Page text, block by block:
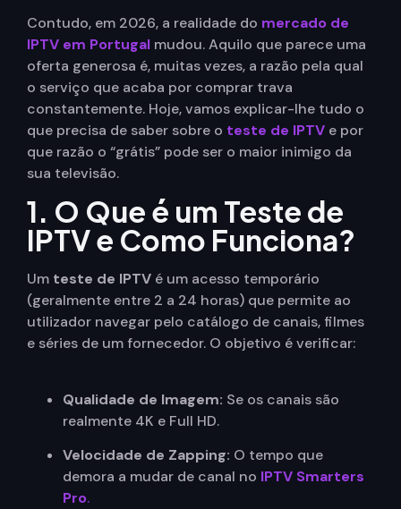
Contudo, em 2026, a realidade do mercado de
IPTV em Portugal mudou. Aquilo que parece uma
oferta generosa é, muitas vezes, a razão pela qual
o serviço que acaba por comprar trava
constantemente. Hoje, vamos explicar-lhe tudo o
que precisa de saber sobre o teste de IPTV e por
que razão o “grátis” pode ser o maior inimigo da
sua televisão.
1. O Que é um Teste de
IPTV e Como Funciona?
Um teste de IPTV é um acesso temporário
(geralmente entre 2 a 24 horas) que permite ao
utilizador navegar pelo catálogo de canais, filmes
e séries de um fornecedor. O objetivo é verificar:
Qualidade de Imagem: Se os canais são
realmente 4K e Full HD.
Velocidade de Zapping: O tempo que
demora a mudar de canal no IPTV Smarters
Pro.